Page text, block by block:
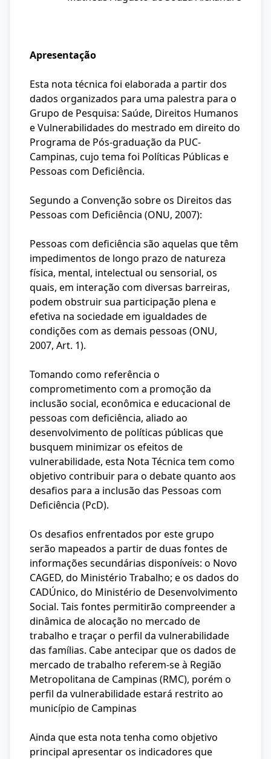
Apresentação
Esta nota técnica foi elaborada a partir dos
dados organizados para uma palestra para o
Grupo de Pesquisa: Saúde, Direitos Humanos
e Vulnerabilidades do mestrado em direito do
Programa de Pós-graduação da PUC-
Campinas, cujo tema foi Políticas Públicas e
Pessoas com Deficiência.
Segundo a Convenção sobre os Direitos das
Pessoas com Deficiência (ONU, 2007):
Pessoas com deficiência são aquelas que têm
impedimentos de longo prazo de natureza
física, mental, intelectual ou sensorial, os
quais, em interação com diversas barreiras,
podem obstruir sua participação plena e
efetiva na sociedade em igualdades de
condições com as demais pessoas (ONU,
2007, Art. 1).
Tomando como referência o
comprometimento com a promoção da
inclusão social, econômica e educacional de
pessoas com deficiência, aliado ao
desenvolvimento de políticas públicas que
busquem minimizar os efeitos de
vulnerabilidade, esta Nota Técnica tem como
objetivo contribuir para o debate quanto aos
desafios para a inclusão das Pessoas com
Deficiência (PcD).
Os desafios enfrentados por este grupo
serão mapeados a partir de duas fontes de
informações secundárias disponíveis: o Novo
CAGED, do Ministério Trabalho; e os dados do
CADÚnico, do Ministério de Desenvolvimento
Social. Tais fontes permitirão compreender a
dinâmica de alocação no mercado de
trabalho e traçar o perfil da vulnerabilidade
das famílias. Cabe antecipar que os dados de
mercado de trabalho referem-se à Região
Metropolitana de Campinas (RMC), porém o
perfil da vulnerabilidade estará restrito ao
município de Campinas
Ainda que esta nota tenha como objetivo
principal apresentar os indicadores que